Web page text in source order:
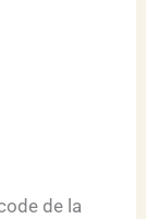
de la